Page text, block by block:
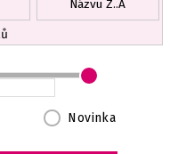
Názvu Z..A
Novinka